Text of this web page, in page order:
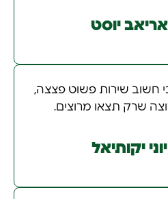
אריאב יוסט
חשוב שירות פשוט פצצה,
שרק תצאו מרוצים.
יוני יקותיאל